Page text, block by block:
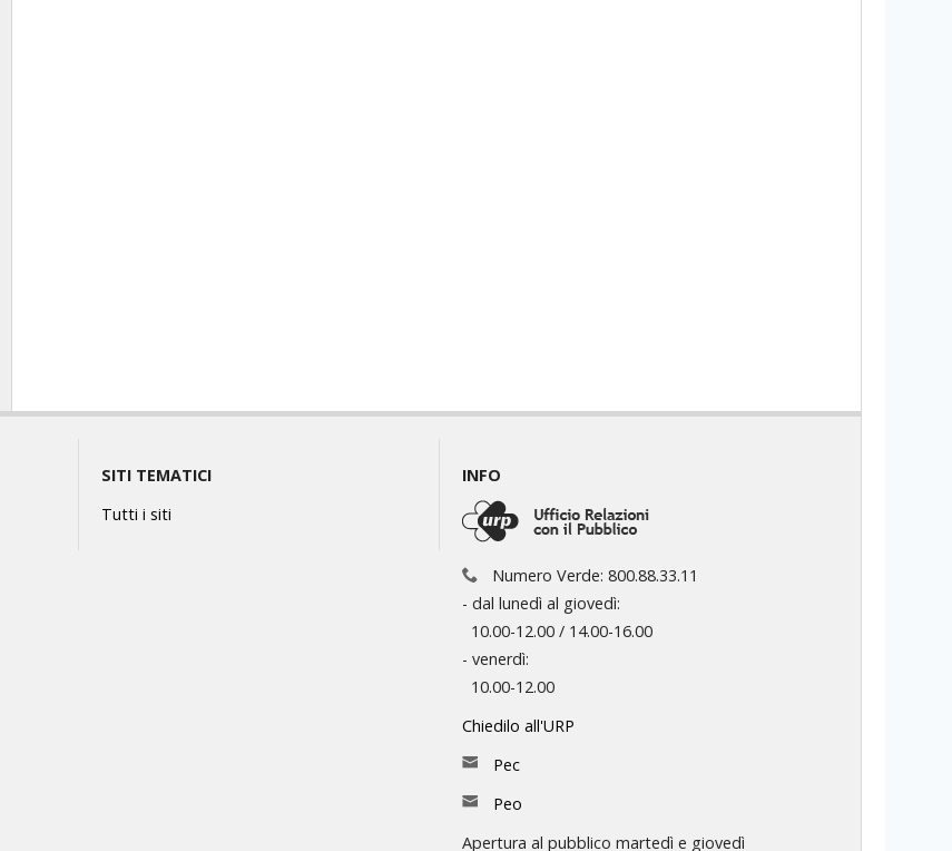
SITI TEMATICI
Tutti i siti
INFO
Numero Verde: 800.88.33.11
- dal lunedì al giovedì:
10.00-12.00 / 14.00-16.00
- venerdì:
10.00-12.00
Chiedilo all'URP
Pec
Peo
Apertura al pubblico martedì e giovedì